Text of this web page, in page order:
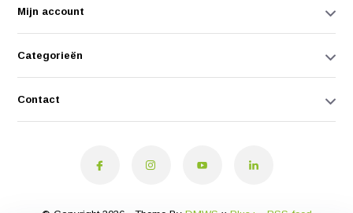
Mijn account
Categorieën
Contact